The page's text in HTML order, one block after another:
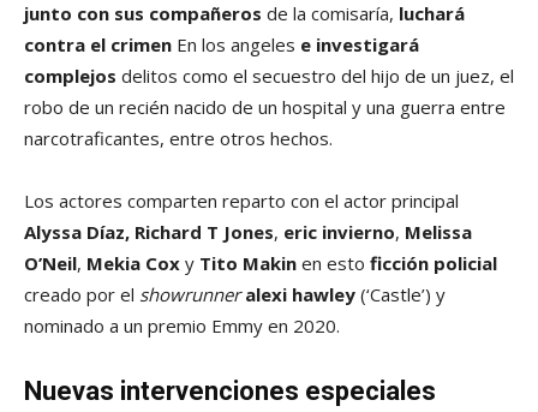
junto con sus compañeros de la comisaría, luchará
contra el crimen En los angeles e investigará
complejos delitos como el secuestro del hijo de un juez, el
robo de un recién nacido de un hospital y una guerra entre
narcotraficantes, entre otros hechos.
Los actores comparten reparto con el actor principal
Alyssa Díaz, Richard T Jones, eric invierno, Melissa
O’Neil, Mekia Cox y Tito Makin en esto ficción policial
creado por el showrunneralexi hawley (‘Castle’) y
nominado a un premio Emmy en 2020.
Nuevas intervenciones especiales